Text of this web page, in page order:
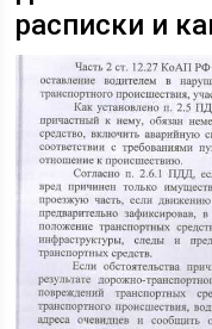
расписки и